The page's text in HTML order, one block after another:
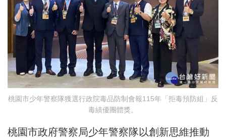
桃園市少年警察隊獲選行政院毒品防制會報115年「拒毒預防組」反
毒績優團體獎。
桃園市政府警察局少年警察隊以創新思維推動